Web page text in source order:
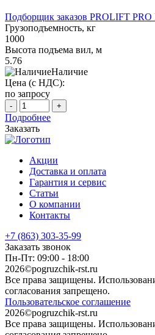
Подборщик заказов PROLIFT PRO
Грузоподъемность, кг
1000
Высота подъема вил, м
5.76
Наличие
Цена (с НДС):
по запросу
- +
Подробнее
Заказать
Акции
Доставка и оплата
Гарантия и сервис
Статьи
О компании
Контакты
+7 (863) 303-35-99
Заказать звонок
Пн-Пт: 09:00 - 18:00
2026©pogruzchik-rst.ru
Все права защищены.
согласования запрещено.
Пользовательское соглашение
2026©pogruzchik-rst.ru
Все права защищены.